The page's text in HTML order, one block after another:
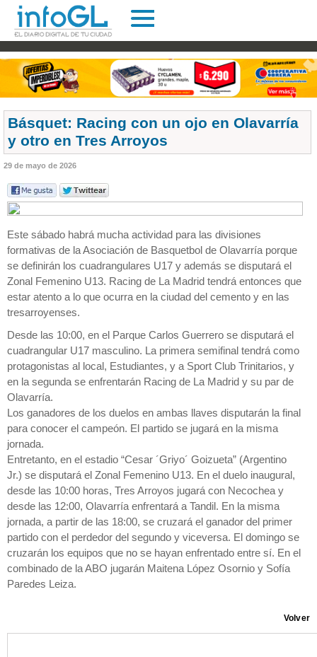
Básquet: Racing con un ojo en Olavarría
y otro en Tres Arroyos
29 de mayo de 2026
Este sábado habrá mucha actividad para las divisiones
formativas de la Asociación de Basquetbol de Olavarría porque
se definirán los cuadrangulares U17 y además se disputará el
Zonal Femenino U13. Racing de La Madrid tendrá entonces que
estar atento a lo que ocurra en la ciudad del cemento y en las
tresarroyenses.
Desde las 10:00, en el Parque Carlos Guerrero se disputará el
cuadrangular U17 masculino. La primera semifinal tendrá como
protagonistas al local, Estudiantes, y a Sport Club Trinitarios, y
en la segunda se enfrentarán Racing de La Madrid y su par de
Olavarría.
Los ganadores de los duelos en ambas llaves disputarán la final
para conocer el campeón. El partido se jugará en la misma
jornada.
Entretanto, en el estadio “Cesar ´Griyo´ Goizueta” (Argentino
Jr.) se disputará el Zonal Femenino U13. En el duelo inaugural,
desde las 10:00 horas, Tres Arroyos jugará con Necochea y
desde las 12:00, Olavarría enfrentará a Tandil. En la misma
jornada, a partir de las 18:00, se cruzará el ganador del primer
partido con el perdedor del segundo y viceversa. El domingo se
cruzarán los equipos que no se hayan enfrentado entre sí. En el
combinado de la ABO jugarán Maitena López Osornio y Sofía
Paredes Leiza.
Volver